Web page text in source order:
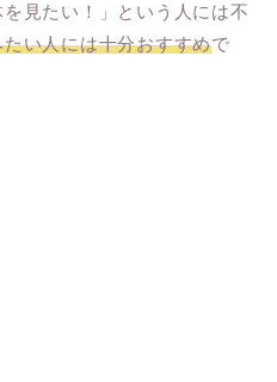
見たい！」という人には不
い人には十分おすすめで